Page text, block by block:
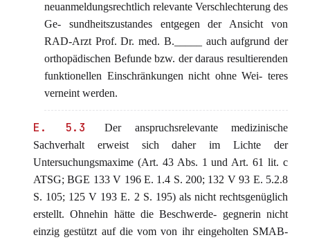
neuanmeldungsrechtlich relevante Verschlechterung des
Ge- sundheitszustandes entgegen der Ansicht von
RAD-Arzt Prof. Dr. med. B._____ auch aufgrund der
orthopädischen Befunde bzw. der daraus resultierenden
funktionellen Einschränkungen nicht ohne Wei- teres
verneint werden.
E. 5.3
Der anspruchsrelevante medizinische
Sachverhalt erweist sich daher im Lichte der
Untersuchungsmaxime (Art. 43 Abs. 1 und Art. 61 lit. c
ATSG; BGE 133 V 196 E. 1.4 S. 200; 132 V 93 E. 5.2.8
S. 105; 125 V 193 E. 2 S. 195) als nicht rechtsgenüglich
erstellt. Ohnehin hätte die Beschwerde- gegnerin nicht
einzig gestützt auf die vom von ihr eingeholten SMAB-